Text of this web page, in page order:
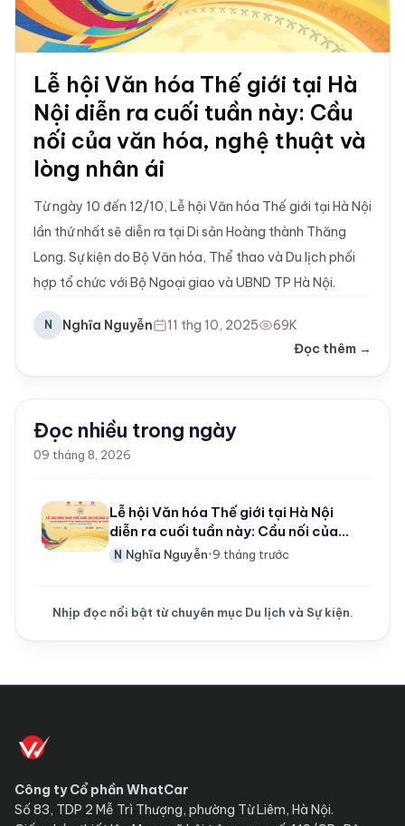
Lễ hội Văn hóa Thế giới tại Hà
Nội diễn ra cuối tuần này: Cầu
nối của văn hóa, nghệ thuật và
lòng nhân ái
Từ ngày 10 đến 12/10, Lễ hội Văn hóa Thế giới tại Hà Nội
lần thứ nhất sẽ diễn ra tại Di sản Hoàng thành Thăng
Long. Sự kiện do Bộ Văn hóa, Thể thao và Du lịch phối
hợp tổ chức với Bộ Ngoại giao và UBND TP Hà Nội.
N Nghĩa Nguyễn 11 thg 10, 2025
69K
Đọc thêm →
Đọc nhiều trong ngày
09 tháng 8, 2026
Lễ hội Văn hóa Thế giới tại Hà Nội
diễn ra cuối tuần này: Cầu nối của
văn hóa, nghệ thuật và lòng nhân ái
N Nghĩa Nguyễn•9 tháng trước
Nhịp đọc nổi bật từ chuyên mục Du lịch và Sự kiện.
Công ty Cổ phần WhatCar
Số 83, TDP 2 Mễ Trì Thượng, phường Từ Liêm, Hà Nội.